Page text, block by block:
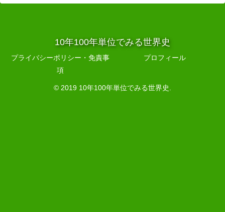
10年100年単位でみる世界史
プライバシーポリシー・免責事
項
プロフィール
© 2019 10年100年単位でみる世界史.